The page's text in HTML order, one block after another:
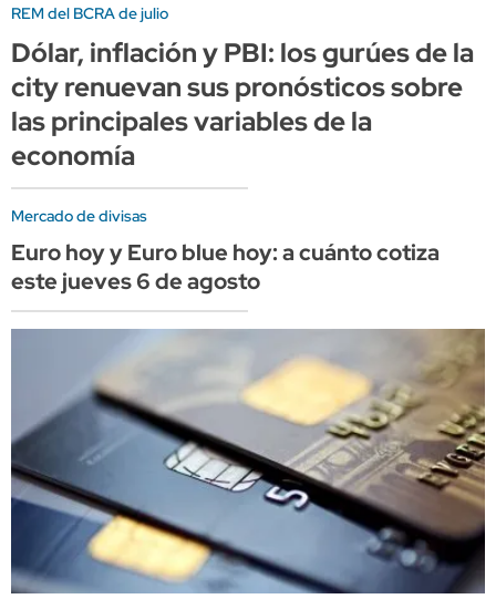
REM del BCRA de julio
Dólar, inflación y PBI: los gurúes de la
city renuevan sus pronósticos sobre
las principales variables de la
economía
Mercado de divisas
Euro hoy y Euro blue hoy: a cuánto cotiza
este jueves 6 de agosto